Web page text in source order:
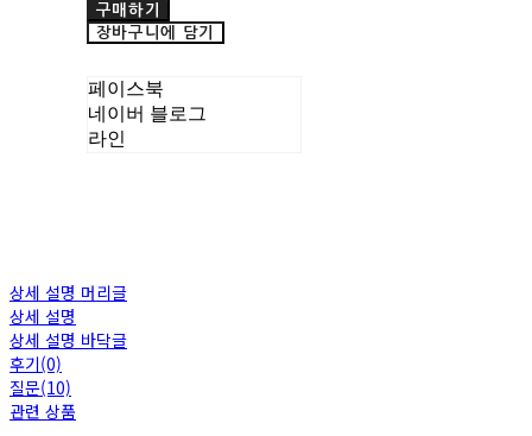
구매하기
장바구니에 담기
페이스북
네이버 블로그
라인
상세 설명 머리글
상세 설명
상세 설명 바닥글
후기(0)
질문(10)
관련 상품